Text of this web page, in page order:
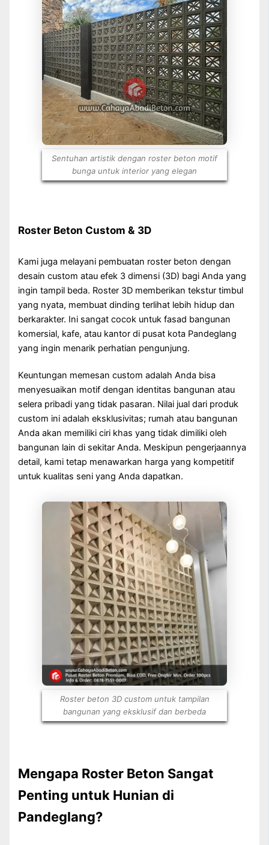
Sentuhan artistik dengan roster beton motif
bunga untuk interior yang elegan
Roster Beton Custom & 3D
Kami juga melayani pembuatan roster beton dengan
desain custom atau efek 3 dimensi (3D) bagi Anda yang
ingin tampil beda. Roster 3D memberikan tekstur timbul
yang nyata, membuat dinding terlihat lebih hidup dan
berkarakter. Ini sangat cocok untuk fasad bangunan
komersial, kafe, atau kantor di pusat kota Pandeglang
yang ingin menarik perhatian pengunjung.
Keuntungan memesan custom adalah Anda bisa
menyesuaikan motif dengan identitas bangunan atau
selera pribadi yang tidak pasaran. Nilai jual dari produk
custom ini adalah eksklusivitas; rumah atau bangunan
Anda akan memiliki ciri khas yang tidak dimiliki oleh
bangunan lain di sekitar Anda. Meskipun pengerjaannya
detail, kami tetap menawarkan harga yang kompetitif
untuk kualitas seni yang Anda dapatkan.
Roster beton 3D custom untuk tampilan
bangunan yang eksklusif dan berbeda
Mengapa Roster Beton Sangat
Penting untuk Hunian di
Pandeglang?